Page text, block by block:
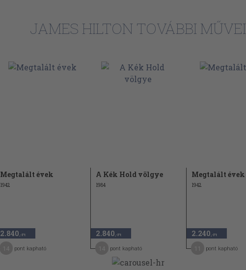
JAMES HILTON TOVÁBBI MŰVEI
Megtalált évek
1942
2.840 ,-Ft
pont kapható
A Kék Hold völgye
1984
2.840 ,-Ft
pont kapható
Megtalált évek
1942
2.240 ,-Ft
pont kapható